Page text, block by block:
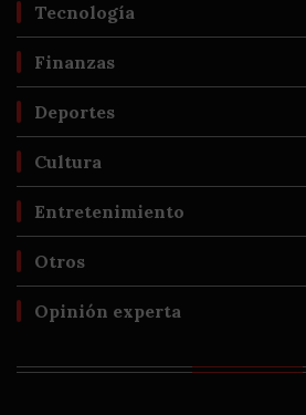
Tecnología
Finanzas
Deportes
Cultura
Entretenimiento
Otros
Opinión experta